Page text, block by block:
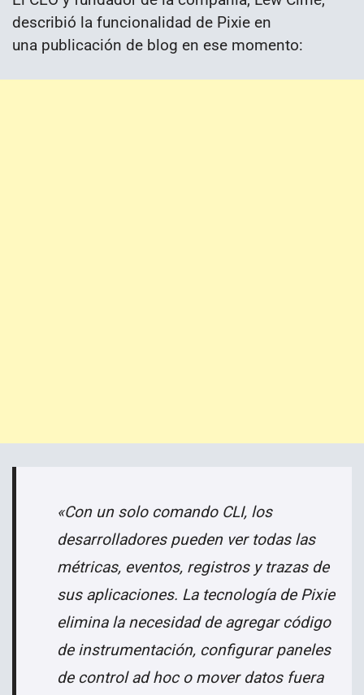
describió la funcionalidad de Pixie en
una publicación de blog en ese momento:
«Con un solo comando CLI, los
desarrolladores pueden ver todas las
métricas, eventos, registros y trazas de
sus aplicaciones. La tecnología de Pixie
elimina la necesidad de agregar código
de instrumentación, configurar paneles
de control ad hoc o mover datos fuera